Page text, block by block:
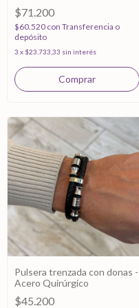
$71.200
$60.520 con Transferencia o
depósito
3 x $23.733,33 sin interés
Pulsera trenzada con donas -
Acero Quirúrgico
$45.200